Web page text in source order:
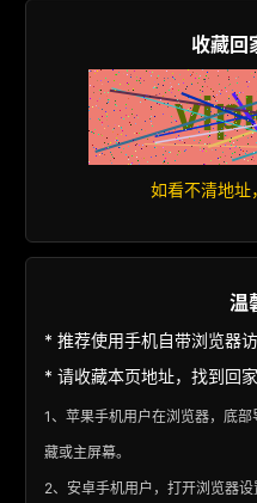
收藏回
如看不清地址
温
* 推荐使用手机自带浏览器访
* 请收藏本页地址，找到回家
1、苹果手机用户在浏览器，底
藏或主屏幕。
2、安卓手机用户，打开浏览器设